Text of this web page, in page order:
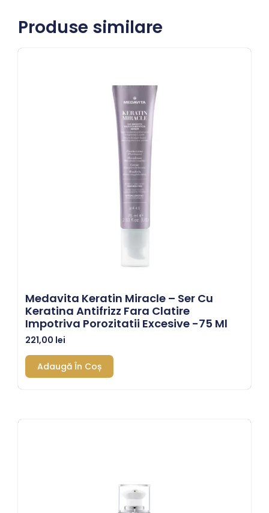
Produse similare
Medavita Keratin Miracle – Ser Cu
Keratina Antifrizz Fara Clatire
Impotriva Porozitatii Excesive -75 Ml
221,00 lei
Adaugă În Coș